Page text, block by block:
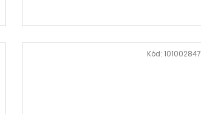
Kód: 101002847